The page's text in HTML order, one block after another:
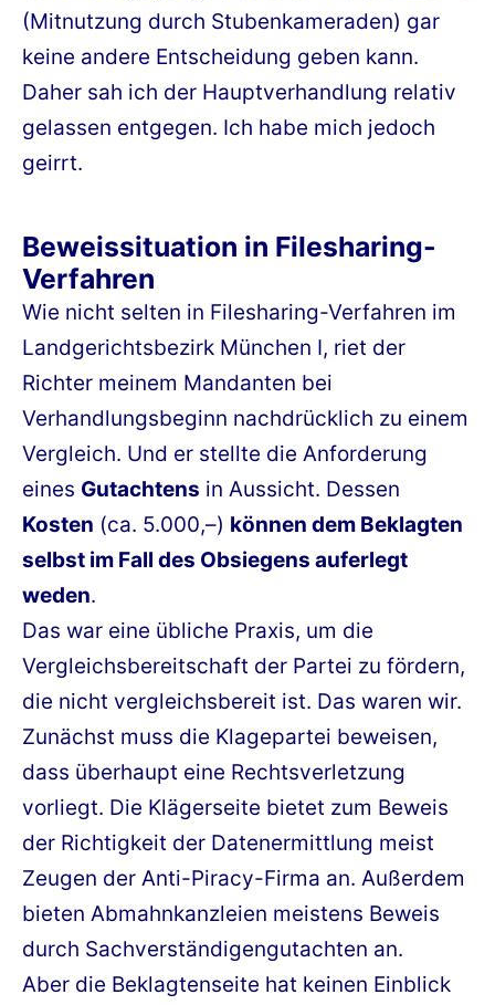
(Mitnutzung durch Stubenkameraden) gar
keine andere Entscheidung geben kann.
Daher sah ich der Hauptverhandlung relativ
gelassen entgegen. Ich habe mich jedoch
geirrt.
Beweissituation in Filesharing-
Verfahren
Wie nicht selten in Filesharing-Verfahren im
Landgerichtsbezirk München I, riet der
Richter meinem Mandanten bei
Verhandlungsbeginn nachdrücklich zu einem
Vergleich. Und er stellte die Anforderung
eines Gutachtens in Aussicht. Dessen
Kosten (ca. 5.000,–) können dem Beklagten
selbst im Fall des Obsiegens auferlegt
weden.
Das war eine übliche Praxis, um die
Vergleichsbereitschaft der Partei zu fördern,
die nicht vergleichsbereit ist. Das waren wir.
Zunächst muss die Klagepartei beweisen,
dass überhaupt eine Rechtsverletzung
vorliegt. Die Klägerseite bietet zum Beweis
der Richtigkeit der Datenermittlung meist
Zeugen der Anti-Piracy-Firma an. Außerdem
bieten Abmahnkanzleien meistens Beweis
durch Sachverständigengutachten an.
Aber die Beklagtenseite hat keinen Einblick